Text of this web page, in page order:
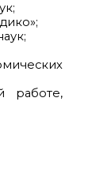
работе,